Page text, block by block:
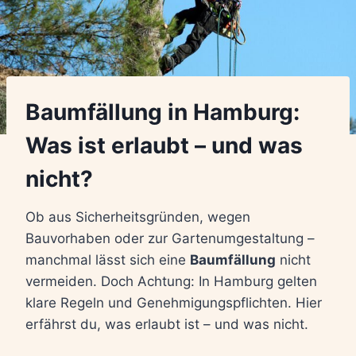
Baumfällung in Hamburg:
Was ist erlaubt – und was
nicht?
Ob aus Sicherheitsgründen, wegen
Bauvorhaben oder zur Gartenumgestaltung –
manchmal lässt sich eine Baumfällung nicht
vermeiden. Doch Achtung: In Hamburg gelten
klare Regeln und Genehmigungspflichten. Hier
erfährst du, was erlaubt ist – und was nicht.